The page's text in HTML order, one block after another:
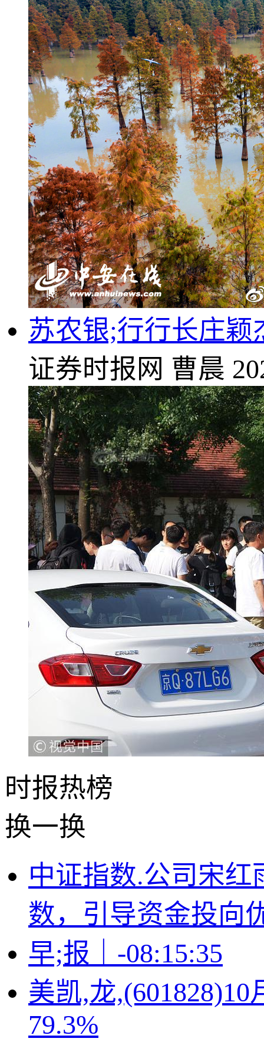
苏农银;行行长庄
证券时报网 曹晨
时报热榜
换一换
中证指数.公司宋红
数，引导资金投向
早;报｜-08:15:35
美凯,龙
79.3%